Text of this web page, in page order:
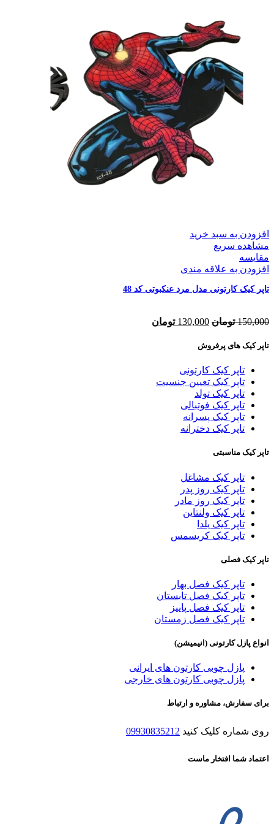
افزودن به سبد خرید
مشاهده سریع
مقایسه
افزودن به علاقه مندی
تاپر کیک کارتونی مدل مرد عنکبوتی کد 48
150,000 تومان 130,000 تومان
تاپر کیک های پرفروش
تاپر کیک کارتونی
تاپر کیک تعیین جنسیت
تاپر کیک تولد
تاپر کیک فوتبالی
تاپر کیک پسرانه
تاپر کیک دخترانه
تاپر کیک مناسبتی
تاپر کیک مشاغل
تاپر کیک روز پدر
تاپر کیک روز مادر
تاپر کیک ولنتاین
تاپر کیک یلدا
تاپر کیک کریسمس
تاپر کیک فصلی
تاپر کیک فصل بهار
تاپر کیک فصل تابستان
تاپر کیک فصل پاییز
تاپر کیک فصل زمستان
انواع پازل کارتونی (انیمیشن)
پازل چوبی کارتون های ایرانی
پازل چوبی کارتون های خارجی
برای سفارش، مشاوره و ارتباط
روی شماره کلیک کنید 09930835212
اعتماد شما افتخار ماست